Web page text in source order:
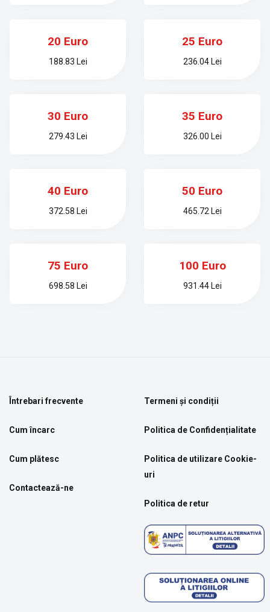
20 Euro
188.83 Lei
25 Euro
236.04 Lei
30 Euro
279.43 Lei
35 Euro
326.00 Lei
40 Euro
372.58 Lei
50 Euro
465.72 Lei
75 Euro
698.58 Lei
100 Euro
931.44 Lei
Întrebari frecvente
Cum încarc
Cum plătesc
Contactează-ne
Termeni și condiții
Politica de Confidențialitate
Politica de utilizare Cookie-
uri
Politica de retur